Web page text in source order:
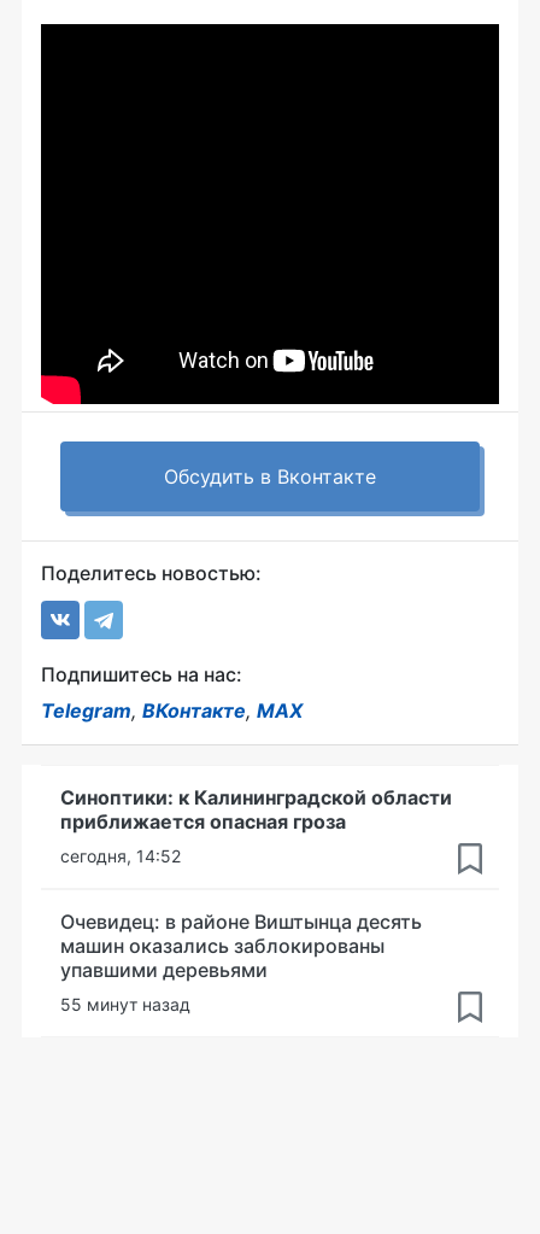
Обсудить в Вконтакте
Поделитесь новостью:
Подпишитесь на нас:
Telegram, ВКонтакте, MAX
Синоптики: к Калининградской области
приближается опасная гроза
сегодня, 14:52
Очевидец: в районе Виштынца десять
машин оказались заблокированы
упавшими деревьями
55 минут назад